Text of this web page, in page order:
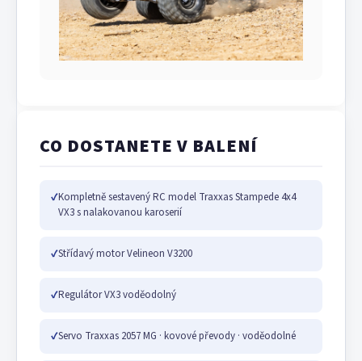
CO DOSTANETE V BALENÍ
✓Kompletně sestavený RC model Traxxas Stampede 4x4
VX3 s nalakovanou karoserií
✓Střídavý motor Velineon V3200
✓Regulátor VX3 voděodolný
✓Servo Traxxas 2057 MG · kovové převody · voděodolné